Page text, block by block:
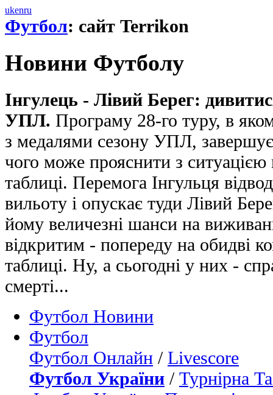
ukenru
Футбол: сайт Terrikon
Новини Футболу
Інгулець - Лівий Берег:
УПЛ. Програму 28-го туру, в
з медалями сезону УПЛ,
чого може прояснити з ситуацією
таблиці. Перемога Інгульця
вильоту і опускає туди Лівий
йому величезні шанси на
відкритим - попереду на обидві
таблиці. Ну, а сьогодні у них -
смерті...
Футбол Новини
Футбол
Футбол Онлайн / Livescore
Футбол України / Турнірна